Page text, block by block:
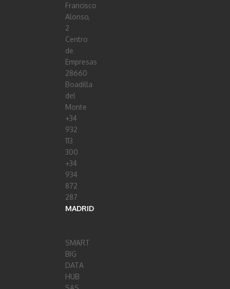
Francisco
Alonso,
2
Centro
de
Empresas
28660
Boadilla
del
Monte
+34
932
113
300
+34
934
872
287
MADRID
SMART
BIG
DATA
HUB